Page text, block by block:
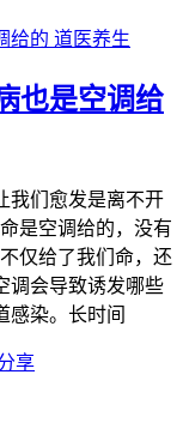
道医养生
也是空调给
我们愈发是离不开
是空调给的，没有
仅给了我们命，还
调会导致诱发哪些
感染。长时间
享